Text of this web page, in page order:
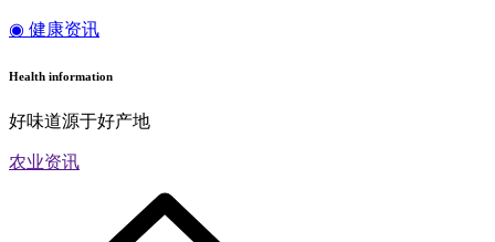
◉ 健康资讯
Health information
好味道源于好产地
农业资讯